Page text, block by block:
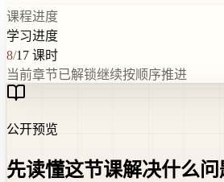
课程进度
学习进度
8/17 课时
当前章节已解锁继续按顺序推进
公开预览
先读懂这节课解决什么问